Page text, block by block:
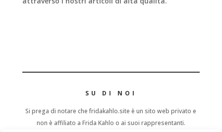
SU DI NOI
Si prega di notare che fridakahlo.site è un sito web privato e
non è affiliato a Frida Kahlo o ai suoi rappresentanti.